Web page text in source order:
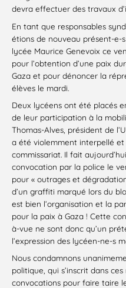
devra effectuer des travaux
En tant que responsables
étions de nouveau présent-e-
lycée Maurice Genevoix ce
pour l’obtention d’une paix
Gaza et pour dénoncer la
élèves le mardi.
Deux lycéens ont été placés
de leur participation à la
Thomas-Alves, président de
a été violemment interpellé et
commissariat. Il fait
convocation par la police le
pour « outrages et
d’un graffiti marqué lors du
est bien l’organisation et la
pour la paix à Gaza ! Cette
à-vue ne sont donc qu’un
l’expression des lycéen-ne-s
Nous condamnons
politique, qui s’inscrit dans
convocations pour faire taire